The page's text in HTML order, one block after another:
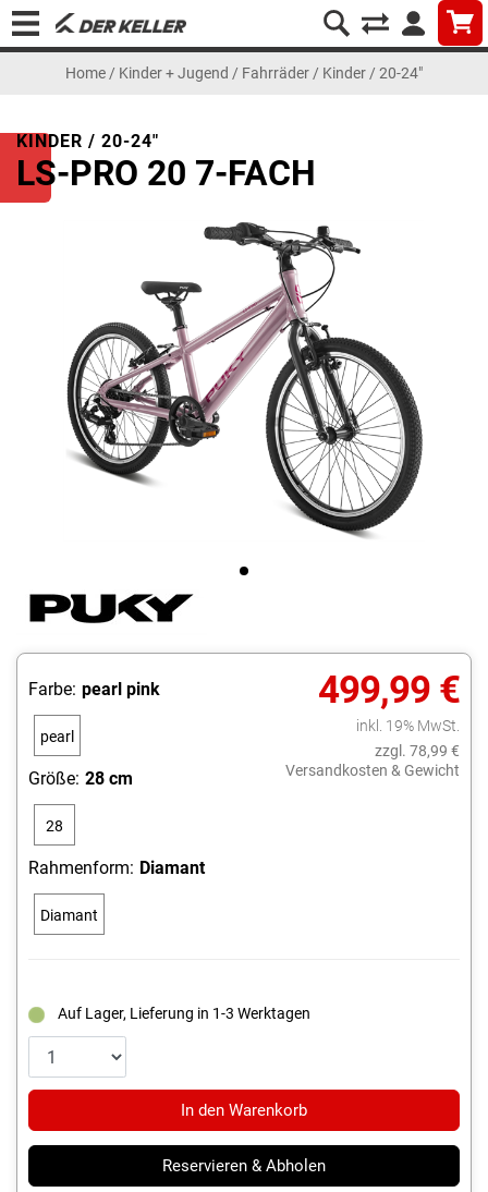
Home / Kinder + Jugend / Fahrräder / Kinder / 20-24"
KINDER / 20-24"
LS-PRO 20 7-FACH
499,99 €
inkl. 19% MwSt.
zzgl. 78,99 €
Versandkosten & Gewicht
Farbe: pearl pink
pearl
Größe: 28 cm
28
Rahmenform: Diamant
Diamant
Auf Lager, Lieferung in 1-3 Werktagen
In den Warenkorb
Reservieren & Abholen